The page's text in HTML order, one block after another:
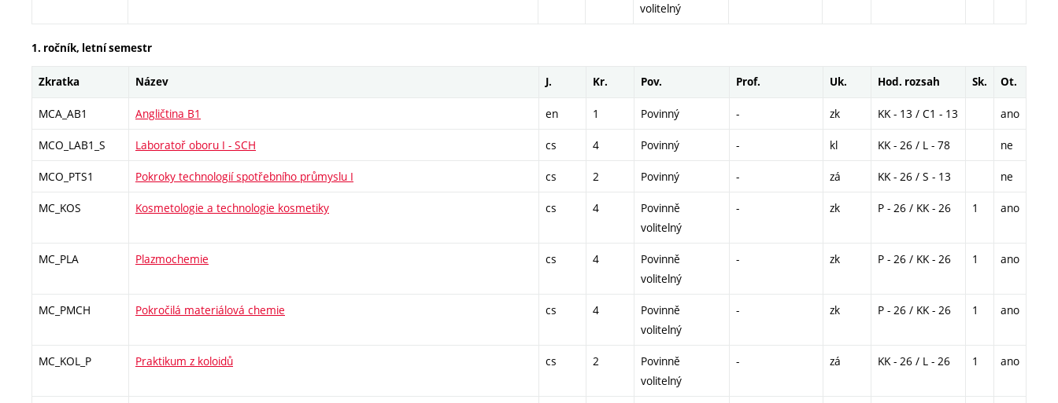
volitelný
1. ročník, letní semestr
Zkratka Název J. Kr. Pov. Prof. Uk. Hod. rozsah Sk. Ot.
MCA_AB1 Angličtina B1 en 1 Povinný - zk KK - 13 / C1 - 13 ano
MCO_LAB1_S Laboratoř oboru I - SCH cs 4 Povinný - kl KK - 26 / L - 78 ne
MCO_PTS1 Pokroky technologií spotřebního průmyslu I cs 2 Povinný - zá KK - 26 / S - 13 ne
MC_KOS Kosmetologie a technologie kosmetiky cs 4
Povinně
volitelný
- zk P - 26 / KK - 26 1 ano
MC_PLA Plazmochemie cs 4
Povinně
volitelný
- zk P - 26 / KK - 26 1 ano
MC_PMCH Pokročilá materiálová chemie cs 4
Povinně
volitelný
- zk P - 26 / KK - 26 1 ano
MC_KOL_P Praktikum z koloidů cs 2
Povinně
volitelný
- zá KK - 26 / L - 26 1 ano